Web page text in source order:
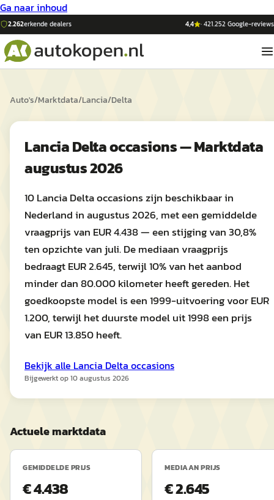
Ga naar inhoud
2.262erkende dealers 4,4 ·421.252Google-reviews
Auto's/Marktdata/Lancia/Delta
Lancia Delta occasions — Marktdata
augustus 2026
10 Lancia Delta occasions zijn beschikbaar in
Nederland in augustus 2026, met een gemiddelde
vraagprijs van EUR 4.438 — een stijging van 30,8%
ten opzichte van juli. De mediaan vraagprijs
bedraagt EUR 2.645, terwijl 10% van het aanbod
minder dan 80.000 kilometer heeft gereden. Het
goedkoopste model is een 1999-uitvoering voor EUR
1.200, terwijl het duurste model uit 1998 een prijs
van EUR 13.850 heeft.
Bekijk alle Lancia Delta occasions
Bijgewerkt op10 augustus 2026
Actuele marktdata
GEMIDDELDE PRIJS
€ 4.438
MEDIAAN PRIJS
€ 2.645